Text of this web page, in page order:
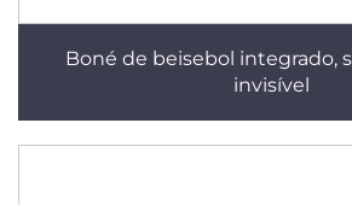
Boné de beisebol integrado,
invisível